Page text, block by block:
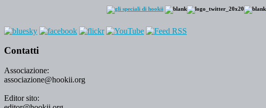
Contatti
Associazione:
associazione@hookii.org
Editor sito: